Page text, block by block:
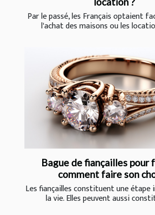
Par le passé, les Français optaient
l'achat des maisons ou les
Bague de fiançailles pour
comment faire son
Les fiançailles constituent une
la vie. Elles peuvent aussi